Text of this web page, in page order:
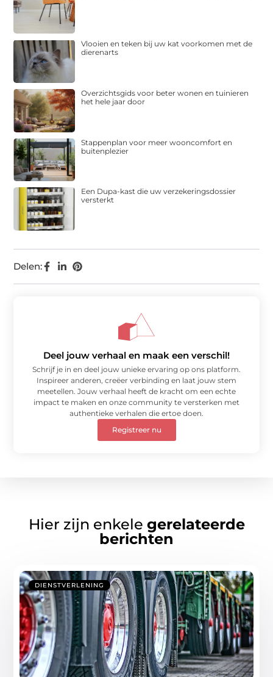
Delen:
Vlooien en teken bij uw kat voorkomen met de
dierenarts
Overzichtsgids voor beter wonen en tuinieren
het hele jaar door
Stappenplan voor meer wooncomfort en
buitenplezier
Een Dupa-kast die uw verzekeringsdossier
versterkt
Deel jouw verhaal en maak een verschil!
Schrijf je in en deel jouw unieke ervaring op ons platform.
Inspireer anderen, creëer verbinding en laat jouw stem
meetellen. Jouw verhaal heeft de kracht om een echte
impact te maken en onze community te versterken met
authentieke verhalen die ertoe doen.
Registreer nu
Hier zijn enkele gerelateerde
berichten
DIENSTVERLENING